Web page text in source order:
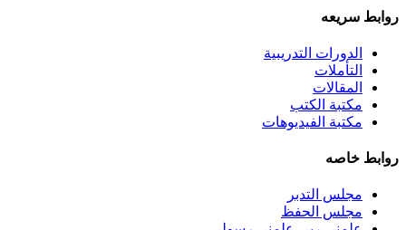
روابط سريعه
الدورات التدريبية
التأملات
المقالات
مكتبة الكتب
مكتبة الفيديوهات
روابط خاصه
مجلس التدبر
مجلس الحفظ